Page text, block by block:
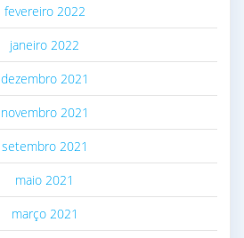
fevereiro 2022
janeiro 2022
dezembro 2021
novembro 2021
setembro 2021
maio 2021
março 2021